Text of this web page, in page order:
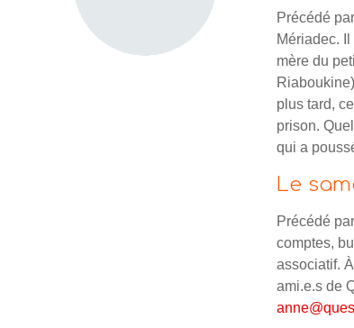
Précédé
Mériadec.
mère du
plus tard,
prison.
qui a
Le
Précédé
comptes,
associatif.
ami.e.s de